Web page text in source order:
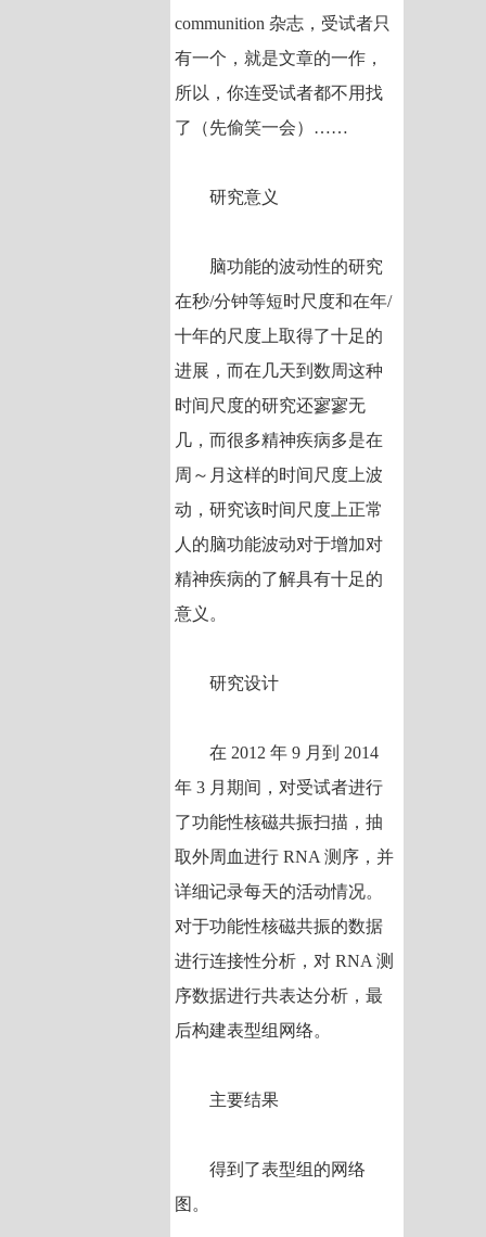
communition 杂志，受试者只
有一个，就是文章的一作，
所以，你连受试者都不用找
了（先偷笑一会）……
研究意义
脑功能的波动性的研究
在秒/分钟等短时尺度和在年/
十年的尺度上取得了十足的
进展，而在几天到数周这种
时间尺度的研究还寥寥无
几，而很多精神疾病多是在
周～月这样的时间尺度上波
动，研究该时间尺度上正常
人的脑功能波动对于增加对
精神疾病的了解具有十足的
意义。
研究设计
在 2012 年 9 月到 2014
年 3 月期间，对受试者进行
了功能性核磁共振扫描，抽
取外周血进行 RNA 测序，并
详细记录每天的活动情况。
对于功能性核磁共振的数据
进行连接性分析，对 RNA 测
序数据进行共表达分析，最
后构建表型组网络。
主要结果
得到了表型组的网络
图。